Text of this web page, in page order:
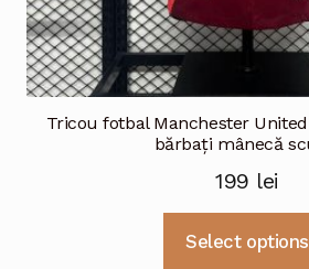
Tricou fotbal Manchester
bărbați mânecă
199 lei
Select options